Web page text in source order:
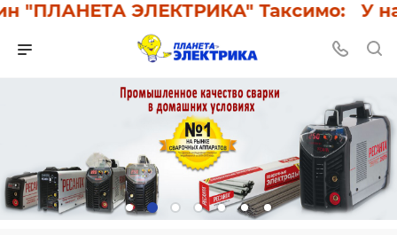
"ПЛАНЕТА ЭЛЕКТРИКА" Таксимо: У нас